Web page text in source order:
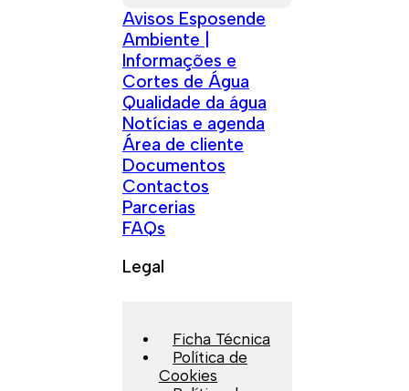
Avisos Esposende
Ambiente |
Informações e
Cortes de Água
Qualidade da água
Notícias e agenda
Área de cliente
Documentos
Contactos
Parcerias
FAQs
Legal
Ficha Técnica
Política de
Cookies